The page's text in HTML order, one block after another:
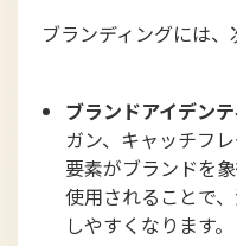
ブランディングには、
ブランドアイデンテ
ガン、キャッチフ
要素がブランドを
使用されることで
しやすくなります。